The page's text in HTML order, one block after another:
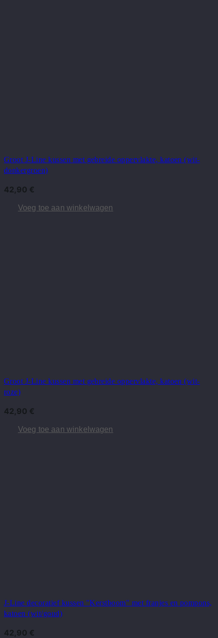
Groot J-Line kussen met gebreide oppervlakte, katoen (wit-
donkergroen)
42,90 €
Voeg toe aan winkelwagen
Groot J-Line kussen met gebreide oppervlakte, katoen (wit-
roze)
42,90 €
Voeg toe aan winkelwagen
J-Line decoratief kussen "Kerstboom" met franjes en pompons,
katoen (wit/goud)
42,90 €